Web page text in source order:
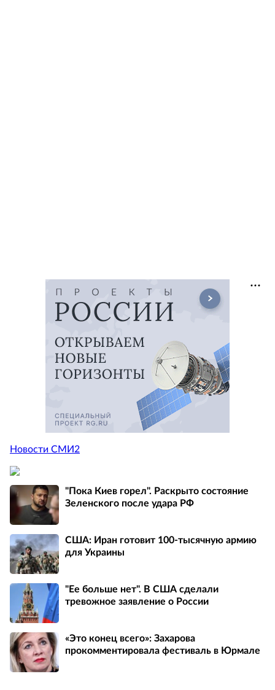
Новости СМИ2
"Пока Киев горел". Раскрыто состояние
Зеленского после удара РФ
США: Иран готовит 100-тысячную армию
для Украины
"Ее больше нет". В США сделали
тревожное заявление о России
«Это конец всего»: Захарова
прокомментировала фестиваль в Юрмале